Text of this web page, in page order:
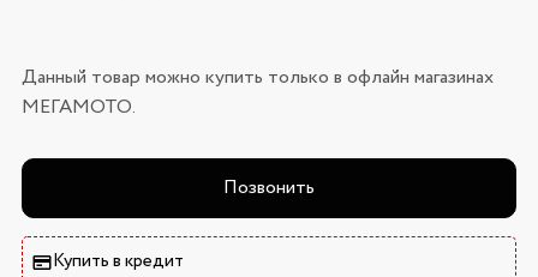
Данный товар можно купить только в офлайн магазинах
МЕГАМОТО.
Позвонить
Купить в кредит